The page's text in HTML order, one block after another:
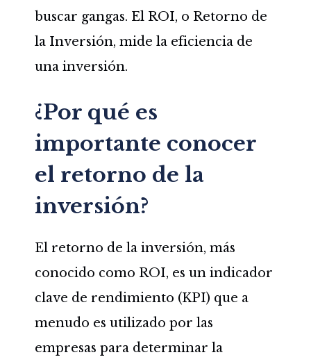
buscar gangas. El ROI, o Retorno de
la Inversión, mide la eficiencia de
una inversión.
¿Por qué es
importante conocer
el retorno de la
inversión?
El retorno de la inversión, más
conocido como ROI, es un indicador
clave de rendimiento (KPI) que a
menudo es utilizado por las
empresas para determinar la